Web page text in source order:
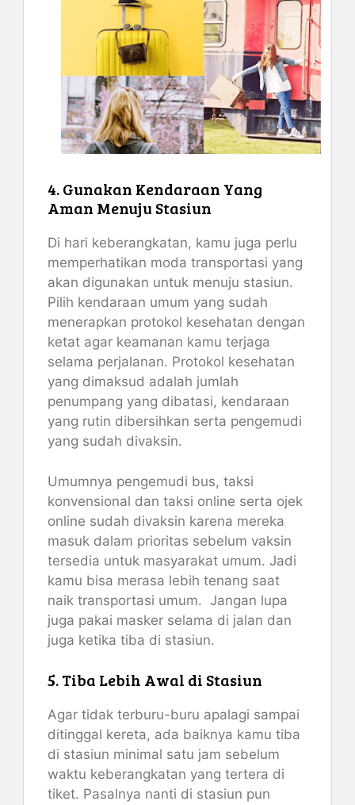
4. Gunakan Kendaraan Yang
Aman Menuju Stasiun
Di hari keberangkatan, kamu juga perlu
memperhatikan moda transportasi yang
akan digunakan untuk menuju stasiun.
Pilih kendaraan umum yang sudah
menerapkan protokol kesehatan dengan
ketat agar keamanan kamu terjaga
selama perjalanan. Protokol kesehatan
yang dimaksud adalah jumlah
penumpang yang dibatasi, kendaraan
yang rutin dibersihkan serta pengemudi
yang sudah divaksin.
Umumnya pengemudi bus, taksi
konvensional dan taksi online serta ojek
online sudah divaksin karena mereka
masuk dalam prioritas sebelum vaksin
tersedia untuk masyarakat umum. Jadi
kamu bisa merasa lebih tenang saat
naik transportasi umum. Jangan lupa
juga pakai masker selama di jalan dan
juga ketika tiba di stasiun.
5. Tiba Lebih Awal di Stasiun
Agar tidak terburu-buru apalagi sampai
ditinggal kereta, ada baiknya kamu tiba
di stasiun minimal satu jam sebelum
waktu keberangkatan yang tertera di
tiket. Pasalnya nanti di stasiun pun